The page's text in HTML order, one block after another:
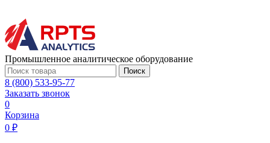
Промышленное аналитическое оборудование
Поиск
8 (800) 533-95-77
Заказать звонок
0
Корзина
0 ₽